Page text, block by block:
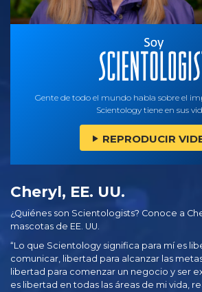
Gente de todo el mundo habla sobre el
Scientology tiene en sus
REPRODUCIR
Cheryl, EE. UU.
¿Quiénes son Scientologists? Conoce a
mascotas de EE. UU.
“Lo que Scientology significa para mí es
comunicar, libertad para alcanzar las
libertad para comenzar un negocio y ser
es libertad en todas las áreas de mi vida,